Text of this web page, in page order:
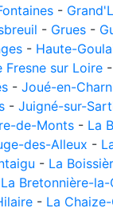
-
- Grues -
- Haute-
Fresne sur Loire -
- Joué-en-
- Juigné-sur-
de-Monts - La
des-Alleux -
- La
La Bretonnière-la-
- La